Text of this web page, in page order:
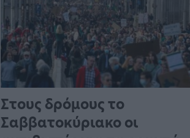
Στους δρόμους το
Σαββατοκύριακο οι